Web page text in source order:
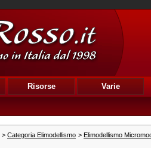
Risorse Varie
> Categoria Elimodellismo > Elimodellismo